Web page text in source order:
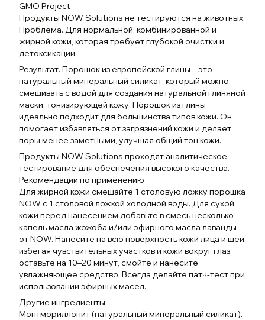
GMO Project
Продукты NOW Solutions не тестируются на животных.
Проблема. Для нормальной, комбинированной и
жирной кожи, которая требует глубокой очистки и
детоксикации.
Результат. Порошок из европейской глины – это
натуральный минеральный силикат, который можно
смешивать с водой для создания натуральной глиняной
маски, тонизирующей кожу. Порошок из глины
идеально подходит для большинства типов кожи. Он
помогает избавляться от загрязнений кожи и делает
поры менее заметными, улучшая общий тон кожи.
Продукты NOW Solutions проходят аналитическое
тестирование для обеспечения высокого качества.
Рекомендации по применению
Для жирной кожи смешайте 1 столовую ложку порошка
NOW с 1 столовой ложкой холодной воды. Для сухой
кожи перед нанесением добавьте в смесь несколько
капель масла жожоба и/или эфирного масла лаванды
от NOW. Нанесите на всю поверхность кожи лица и шеи,
избегая чувствительных участков и кожи вокруг глаз,
оставьте на 10–20 минут, смойте и нанесите
увлажняющее средство. Всегда делайте патч-тест при
использовании эфирных масел.
Другие ингредиенты
Монтмориллонит (натуральный минеральный силикат).